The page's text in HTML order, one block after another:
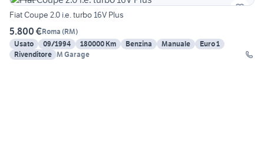
Fiat Coupe 2.0 i.e. turbo 16V Plus
5.800 €Roma (RM)
Usato
09/1994 180000 Km Benzina Manuale
Euro 1
Rivenditore M Garage